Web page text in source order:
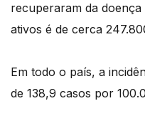
recuperaram da
ativos é de cerca
Em todo o país, a
de 138,9 casos por